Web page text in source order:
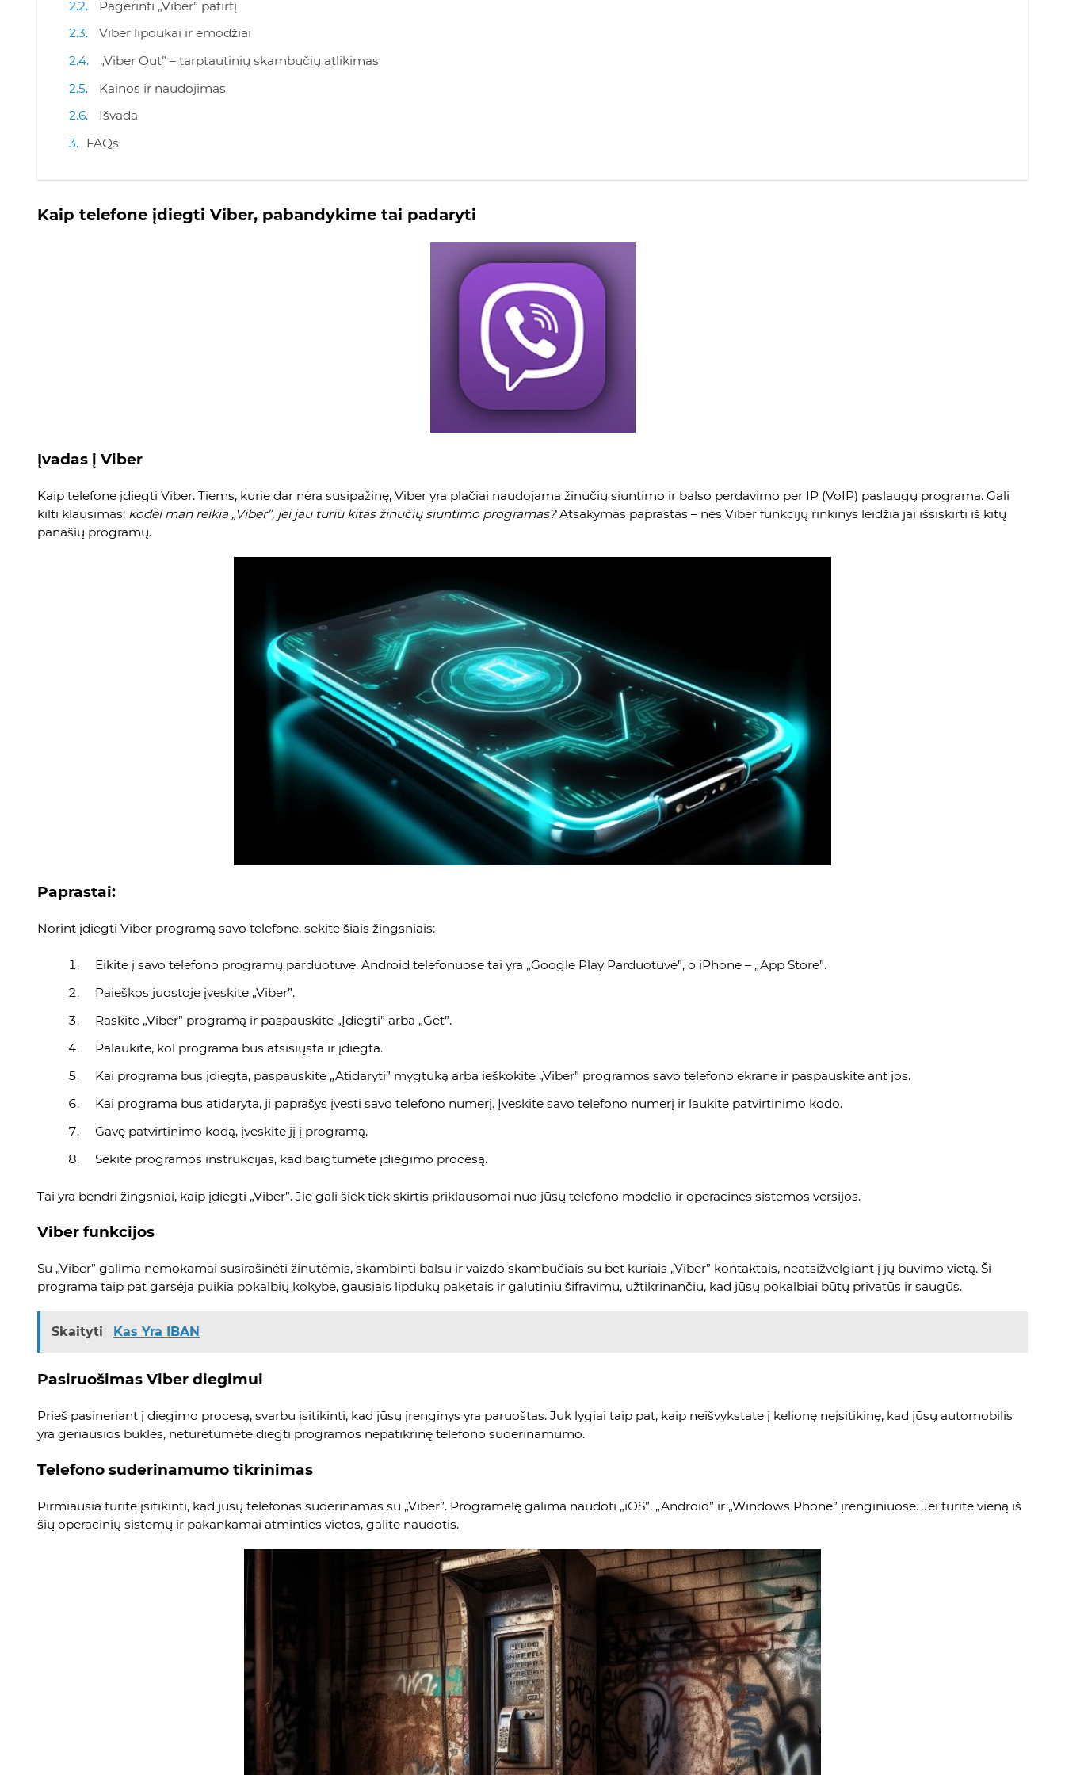
Pagerinti „Viber” patirtį
Viber lipdukai ir emodžiai
„Viber Out” – tarptautinių skambučių atlikimas
Kainos ir naudojimas
Išvada
FAQs
Kaip telefone įdiegti Viber, pabandykime tai padaryti
Įvadas į Viber
Kaip telefone įdiegti Viber. Tiems, kurie dar nėra susipažinę, Viber yra plačiai naudojama žinučių siuntimo ir balso perdavimo per IP (VoIP) paslaugų programa. Gali
kilti klausimas: kodėl man reikia „Viber”, jei jau turiu kitas žinučių siuntimo programas?Atsakymas paprastas – nes Viber funkcijų rinkinys leidžia jai išsiskirti iš kitų
panašių programų.
Paprastai:
Norint įdiegti Viber programą savo telefone, sekite šiais žingsniais:
Eikite į savo telefono programų parduotuvę. Android telefonuose tai yra „Google Play Parduotuvė”, o iPhone – „App Store”.
Paieškos juostoje įveskite „Viber”.
Raskite „Viber” programą ir paspauskite „Įdiegti” arba „Get”.
Palaukite, kol programa bus atsisiųsta ir įdiegta.
Kai programa bus įdiegta, paspauskite „Atidaryti” mygtuką arba ieškokite „Viber” programos savo telefono ekrane ir paspauskite ant jos.
Kai programa bus atidaryta, ji paprašys įvesti savo telefono numerį. Įveskite savo telefono numerį ir laukite patvirtinimo kodo.
Gavę patvirtinimo kodą, įveskite jį į programą.
Sekite programos instrukcijas, kad baigtumėte įdiegimo procesą.
Tai yra bendri žingsniai, kaip įdiegti „Viber”. Jie gali šiek tiek skirtis priklausomai nuo jūsų telefono modelio ir operacinės sistemos versijos.
Viber funkcijos
Su „Viber” galima nemokamai susirašinėti žinutėmis, skambinti balsu ir vaizdo skambučiais su bet kuriais „Viber” kontaktais, neatsižvelgiant į jų buvimo vietą. Ši
programa taip pat garsėja puikia pokalbių kokybe, gausiais lipdukų paketais ir galutiniu šifravimu, užtikrinančiu, kad jūsų pokalbiai būtų privatūs ir saugūs.
Skaityti Kas Yra IBAN
Pasiruošimas Viber diegimui
Prieš pasineriant į diegimo procesą, svarbu įsitikinti, kad jūsų įrenginys yra paruoštas. Juk lygiai taip pat, kaip neišvykstate į kelionę neįsitikinę, kad jūsų automobilis
yra geriausios būklės, neturėtumėte diegti programos nepatikrinę telefono suderinamumo.
Telefono suderinamumo tikrinimas
Pirmiausia turite įsitikinti, kad jūsų telefonas suderinamas su „Viber”. Programėlę galima naudoti „iOS”, „Android” ir „Windows Phone” įrenginiuose. Jei turite vieną iš
šių operacinių sistemų ir pakankamai atminties vietos, galite naudotis.